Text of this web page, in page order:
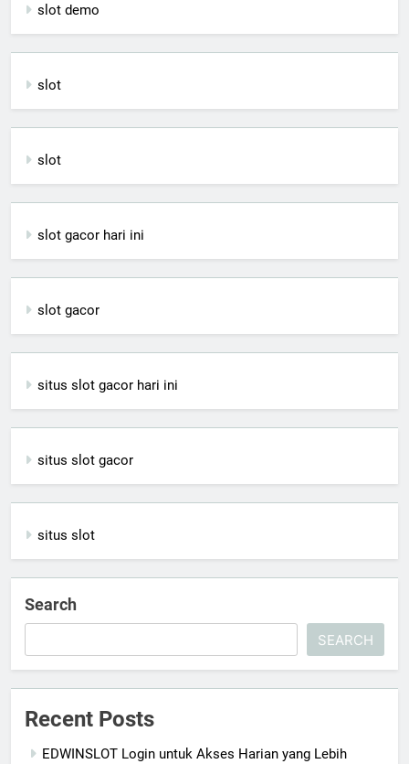
slot demo
slot
slot
slot gacor hari ini
slot gacor
situs slot gacor hari ini
situs slot gacor
situs slot
Search
SEARCH
Recent Posts
EDWINSLOT Login untuk Akses Harian yang Lebih